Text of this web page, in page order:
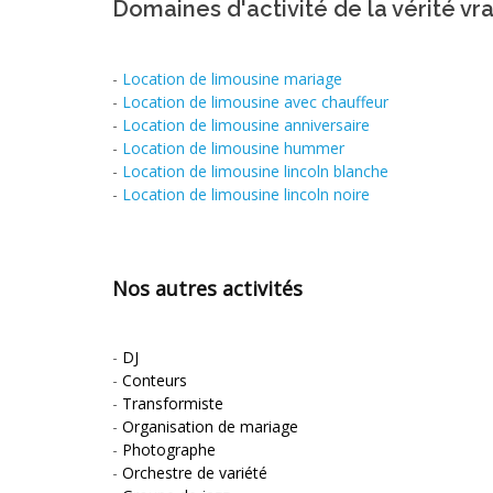
Domaines d'activité de la vérité
- Location de limousine mariage
- Location de limousine avec chauffeur
- Location de limousine anniversaire
- Location de limousine hummer
- Location de limousine lincoln blanche
- Location de limousine lincoln noire
Nos autres activités
- DJ
- Conteurs
- Transformiste
- Organisation de mariage
- Photographe
- Orchestre de variété